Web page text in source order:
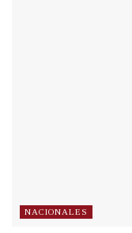
NACIONALES